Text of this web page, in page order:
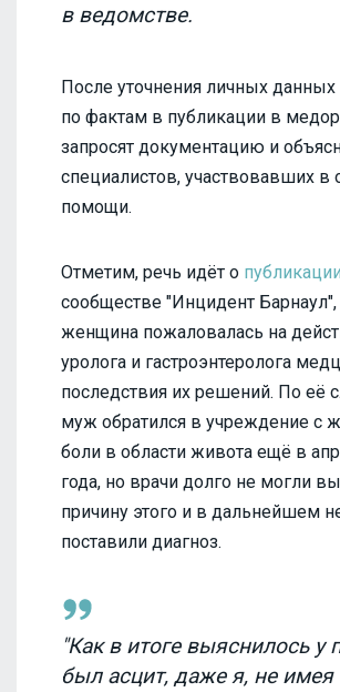
в ведомстве.
После уточнения личных данных
по фактам в публикации в
запросят документацию и
специалистов, участвовавших в
помощи.
Отметим, речь идёт о публикации
сообществе "Инцидент
женщина пожаловалась на
уролога и гастроэнтеролога
последствия их решений. По её
муж обратился в учреждение с
боли в области живота ещё в
года, но врачи долго не могли
причину этого и в дальнейшем
поставили диагноз.
"Как в итоге выяснилось у
был асцит, даже я, не имея